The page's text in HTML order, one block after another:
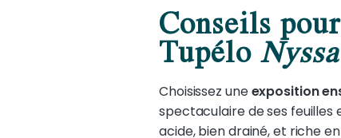
Conseils
Tupélo
Choisissez uneexposition
spectaculaire de ses feuilles
acide, bien drainé, et riche